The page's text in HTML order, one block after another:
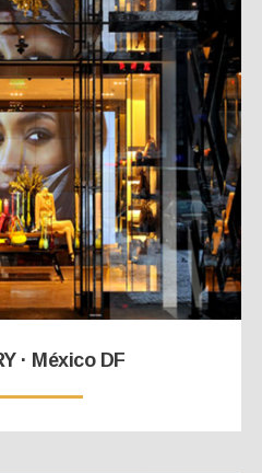
· México DF